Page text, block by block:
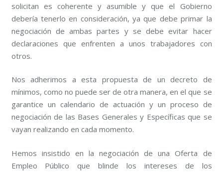
solicitan es coherente y asumible y que el Gobierno
debería tenerlo en consideración, ya que debe primar la
negociación de ambas partes y se debe evitar hacer
declaraciones que enfrenten a unos trabajadores con
otros.
Nos adherimos a esta propuesta de un decreto de
mínimos, como no puede ser de otra manera, en el que se
garantice un calendario de actuación y un proceso de
negociación de las Bases Generales y Específicas que se
vayan realizando en cada momento.
Hemos insistido en la negociación de una Oferta de
Empleo Público que blinde los intereses de los